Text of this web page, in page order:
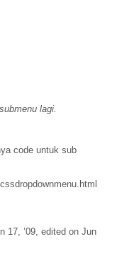
lagi.
code untuk sub
17, ’09, edited on Jun